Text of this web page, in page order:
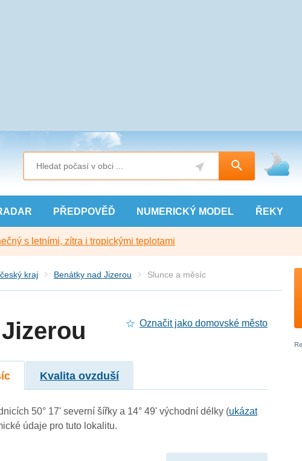
PŘEDPOVĚĎ NUMERICKÝ MODEL ŘEKY
s letními, zítra i tropickými teplotami
kraj Benátky nad Jizerou Slunce a měsíc
Označit jako domovské město
Kvalita ovzduší
50° 17' severní šířky a 14° 49' východní délky (ukázat
údaje pro tuto lokalitu.